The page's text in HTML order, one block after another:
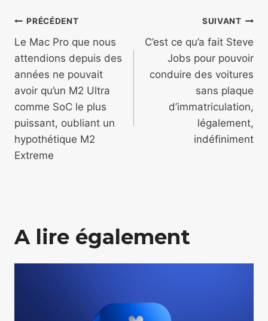
Navigation
de
l’article
PRÉCÉDENT
Le Mac Pro que nous
attendions depuis des
années ne pouvait
avoir qu’un M2 Ultra
comme SoC le plus
puissant, oubliant un
hypothétique M2
Extreme
SUIVANT
C’est ce qu’a fait Steve
Jobs pour pouvoir
conduire des voitures
sans plaque
d’immatriculation,
légalement,
indéfiniment
A lire également